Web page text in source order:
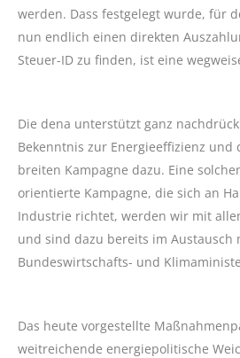
werden. Dass festgelegt wurde, für
nun endlich einen direkten
Steuer-ID zu finden, ist eine
Die dena unterstützt ganz
Bekenntnis zur Energieeffizienz
breiten Kampagne dazu. Eine
orientierte Kampagne, die sich an
Industrie richtet, werden wir mit
und sind dazu bereits im Austausch
Bundeswirtschafts- und
Das heute vorgestellte
weitreichende energiepolitische